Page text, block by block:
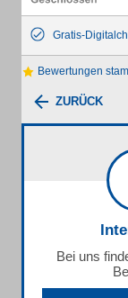
Gratis-
Bewertungen
ZURÜCK
Bei uns